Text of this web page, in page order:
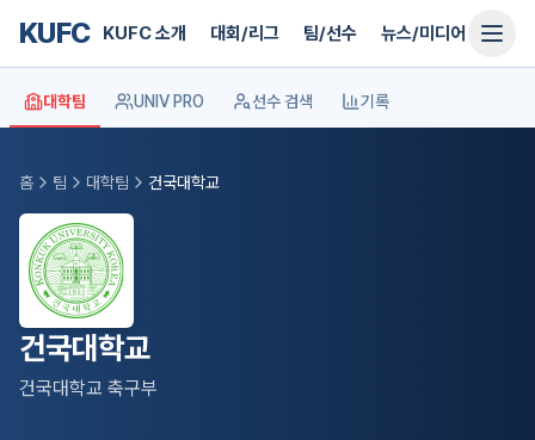
KUFC KUFC 소개 대회/리그 팀/선수 뉴스/미디어 지원
대학팀 UNIV PRO 선수 검색 기록
홈 팀 대학팀 건국대학교
건국대학교
건국대학교 축구부